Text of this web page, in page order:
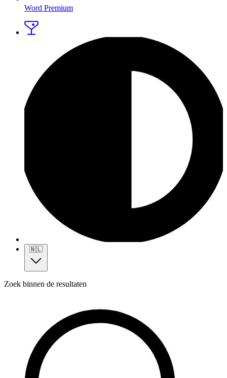
Word Premium
🇳🇱
Zoek binnen de resultaten